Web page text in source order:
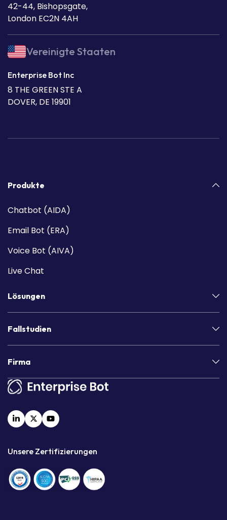
42-44, Bishopsgate,
London EC2N 4AH
Vereinigte Staaten
Enterprise Bot Inc
8 THE GREEN STE A
DOVER, DE 19901
Unsere Zertifizierungen
Produkte
Chatbot (AIDA)
Email Bot (ERA)
Voice Bot (AIVA)
Live Chat
Lösungen
Fallstudien
Firma